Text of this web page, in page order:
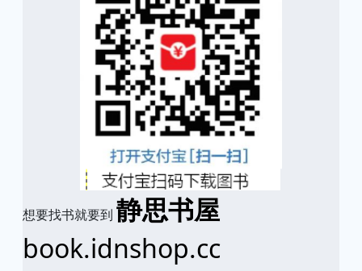
想要找书就要到 静思书屋
book.idnshop.cc